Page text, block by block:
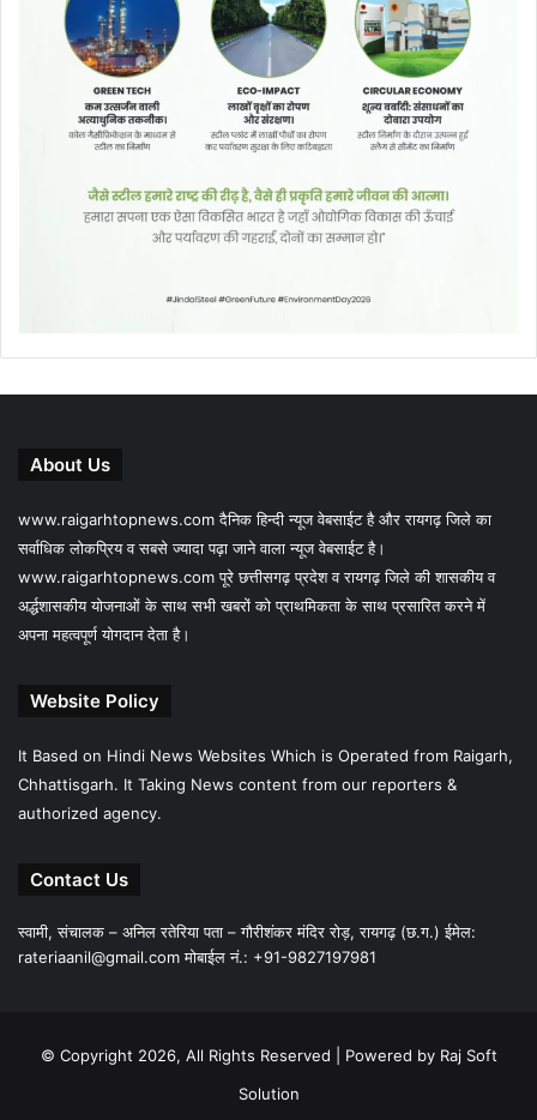
About Us
www.raigarhtopnews.com दैनिक हिन्दी न्यूज वेबसाईट है और रायगढ़ जिले का
सर्वाधिक लोकप्रिय व सबसे ज्यादा पढ़ा जाने वाला न्यूज वेबसाईट है।
www.raigarhtopnews.com पूरे छत्तीसगढ़ प्रदेश व रायगढ़ जिले की शासकीय व
अर्द्धशासकीय योजनाओं के साथ सभी खबरों को प्राथमिकता के साथ प्रसारित करने में
अपना महत्वपूर्ण योगदान देता है।
Website Policy
It Based on Hindi News Websites Which is Operated from Raigarh,
Chhattisgarh. It Taking News content from our reporters &
authorized agency.
Contact Us
स्वामी, संचालक – अनिल रतेरिया पता – गौरीशंकर मंदिर रोड़, रायगढ़ (छ.ग.) ईमेल:
rateriaanil@gmail.comमोबाईल नं.: +91-9827197981
© Copyright 2026, All Rights Reserved | Powered by Raj Soft
Solution